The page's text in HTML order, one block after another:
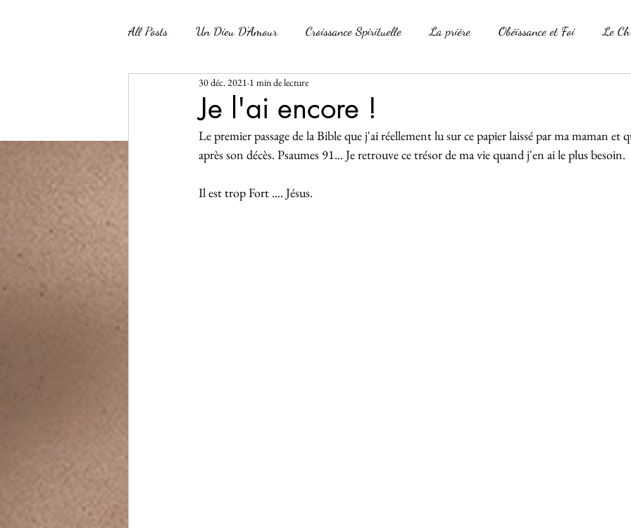
All Posts Un Dieu D'Amour Croissance Spirituelle La prière Obéissance et Foi Le
Participation à l'Œuvre de Dieu
Croissance Spirituelle foi
Je l'ai encore !
30 déc. 2021 1 min de lecture
Le premier passage de la Bible que j'ai réellement lu sur ce papier laissé par ma maman et
après son décès. Psaumes 91... Je retrouve ce trésor de ma vie quand j'en ai le plus besoin.
Il est trop Fort .... Jésus.